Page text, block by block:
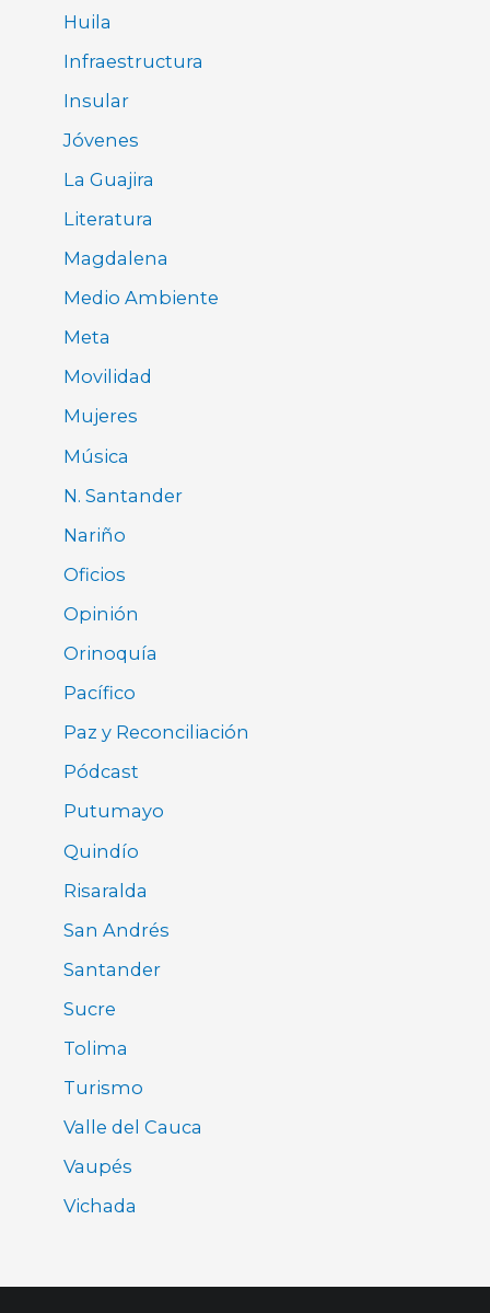
Huila
Infraestructura
Insular
Jóvenes
La Guajira
Literatura
Magdalena
Medio Ambiente
Meta
Movilidad
Mujeres
Música
N. Santander
Nariño
Oficios
Opinión
Orinoquía
Pacífico
Paz y Reconciliación
Pódcast
Putumayo
Quindío
Risaralda
San Andrés
Santander
Sucre
Tolima
Turismo
Valle del Cauca
Vaupés
Vichada